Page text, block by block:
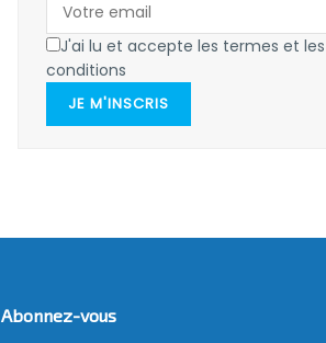
J'ai lu et accepte les termes et les
conditions
JE M'INSCRIS
Abonnez-vous